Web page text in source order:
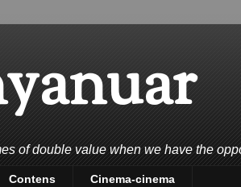
of double value when we have the
Contens Cinema-cinema